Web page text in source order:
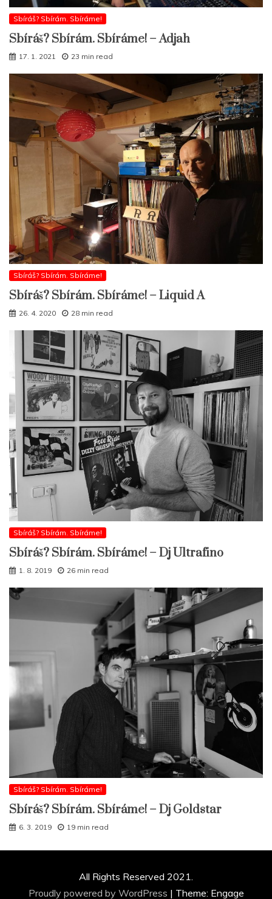
Sbíráš? Sbírám. Sbíráme!
Sbíráš? Sbírám. Sbíráme! – Adjah
17. 1. 2021 23 min read
Sbíráš? Sbírám. Sbíráme!
Sbíráš? Sbírám. Sbíráme! – Liquid A
26. 4. 2020 28 min read
Sbíráš? Sbírám. Sbíráme!
Sbíráš? Sbírám. Sbíráme! – Dj Ultrafino
1. 8. 2019 26 min read
Sbíráš? Sbírám. Sbíráme!
Sbíráš? Sbírám. Sbíráme! – Dj Goldstar
6. 3. 2019 19 min read
All Rights Reserved 2021.
Proudly powered by WordPress | Theme: Engage